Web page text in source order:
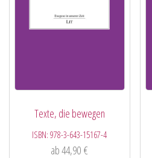
Texte, die bewegen
ISBN:978-3-643-15167-4
ab44,90€